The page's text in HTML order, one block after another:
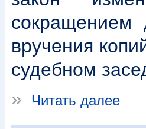
вручения
судебном
»
Читать далее